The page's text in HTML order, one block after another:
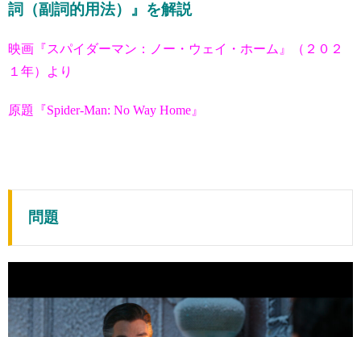
詞（副詞的用法）』を解説
映画『スパイダーマン：ノー・ウェイ・ホーム』（２０２
１年）より
原題『Spider-Man: No Way Home』
問題